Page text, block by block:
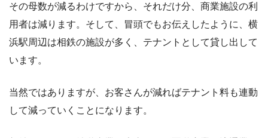
その母数が減るわけですから、それだけ分、商業施設の利
用者は減ります。そして、冒頭でもお伝えしたように、横
浜駅周辺は相鉄の施設が多く、テナントとして貸し出して
います。
当然ではありますが、お客さんが減ればテナント料も連動
して減っていくことになります。